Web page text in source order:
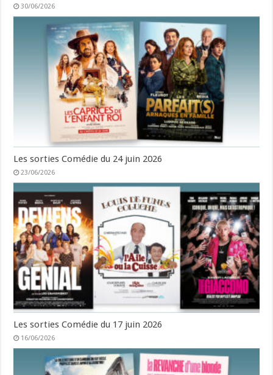
30/06/2026
Les sorties Comédie du 24 juin 2026
23/06/2026
Les sorties Comédie du 17 juin 2026
16/06/2026